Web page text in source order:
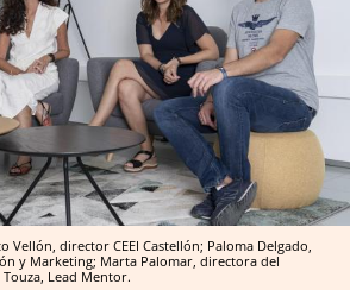
Vellón, director CEEI Castellón; Paloma Delgado,
y Marketing; Marta Palomar, directora del
Lead Mentor.